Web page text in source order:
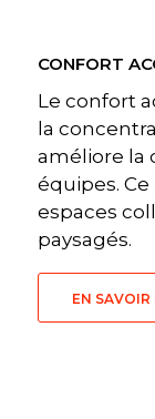
CONFORT
Le confort
la
améliore la
équipes.
espaces
paysagés.
EN SAVOIR